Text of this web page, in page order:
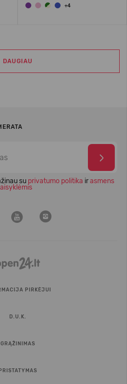
+4
DAUGIAU
su privatumo politika irasmens
PIRKĖJUI
D.U.K.
GRĄŽINIMAS
PRISTATYMAS